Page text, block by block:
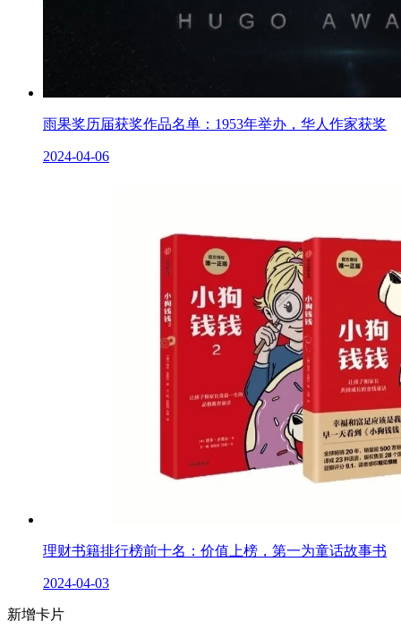
雨果奖历届获奖作品名单：1953年举办，华人作家获奖
2024-04-06
理财书籍排行榜前十名：价值上榜，第一为童话故事书
2024-04-03
新增卡片